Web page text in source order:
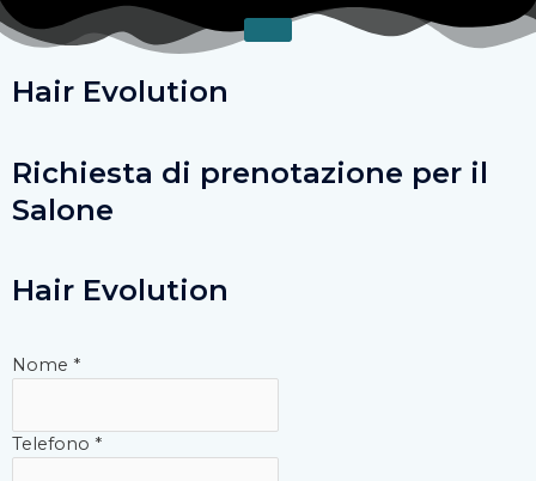
Vai
al
Hair Evolution
Richiesta di prenotazione per il
Salone
Hair Evolution
Nome *
Telefono *